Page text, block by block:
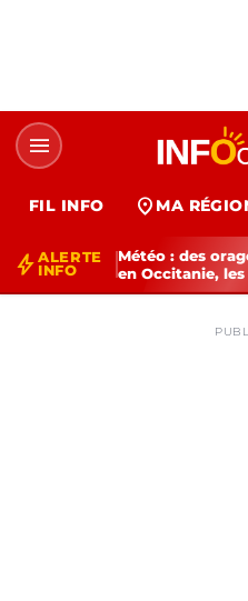
menu
FIL INFO location_on MA
bolt ALERTE
INFO
Météo : des
en Occitanie,